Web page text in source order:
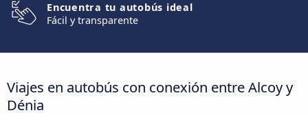
Encuentra tu autobús ideal
Fácil y transparente
Viajes en autobús con conexión entre Alcoy y
Dénia